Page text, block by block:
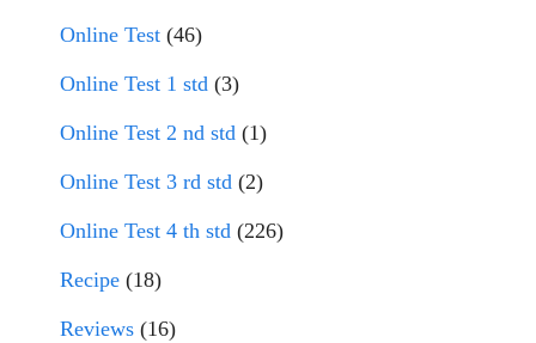
Online Test (46)
Online Test 1 std (3)
Online Test 2 nd std (1)
Online Test 3 rd std (2)
Online Test 4 th std (226)
Recipe (18)
Reviews (16)